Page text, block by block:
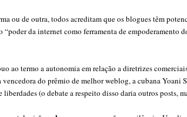
ou de outra, todos acreditam que os blogues têm
“poder da internet como ferramenta de empoderamento
ao termo a autonomia em relação a diretrizes
vencedora do prêmio de melhor weblog, a cubana Yoani
(o debate a respeito disso daria outros posts,